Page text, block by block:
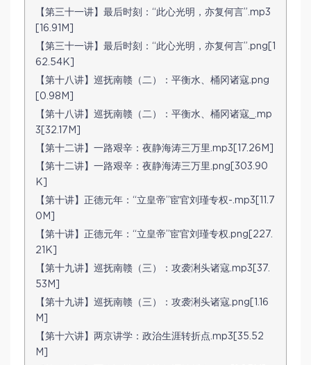
【第三十一讲】最后时刻：“此心光明，亦复何言”.mp3
[16.91M]
【第三十一讲】最后时刻：“此心光明，亦复何言”.png[1
62.54K]
【第十八讲】巡抚南赣（二）：平衡水、桶冈诸寇.png
[0.98M]
【第十八讲】巡抚南赣（二）：平衡水、桶冈诸寇_.mp
3[32.17M]
【第十二讲】一路艰辛：夜静海涛三万里.mp3[17.26M]
【第十二讲】一路艰辛：夜静海涛三万里.png[303.90
K]
【第十讲】正德元年：“立皇帝”宦官刘瑾专权-.mp3[11.7
0M]
【第十讲】正德元年：“立皇帝”宦官刘瑾专权.png[227.
21K]
【第十九讲】巡抚南赣（三）：攻袭浰头诸寇.mp3[37.
53M]
【第十九讲】巡抚南赣（三）：攻袭浰头诸寇.png[1.16
M]
【第十六讲】两京讲学：政治生涯转折点.mp3[35.52
M]